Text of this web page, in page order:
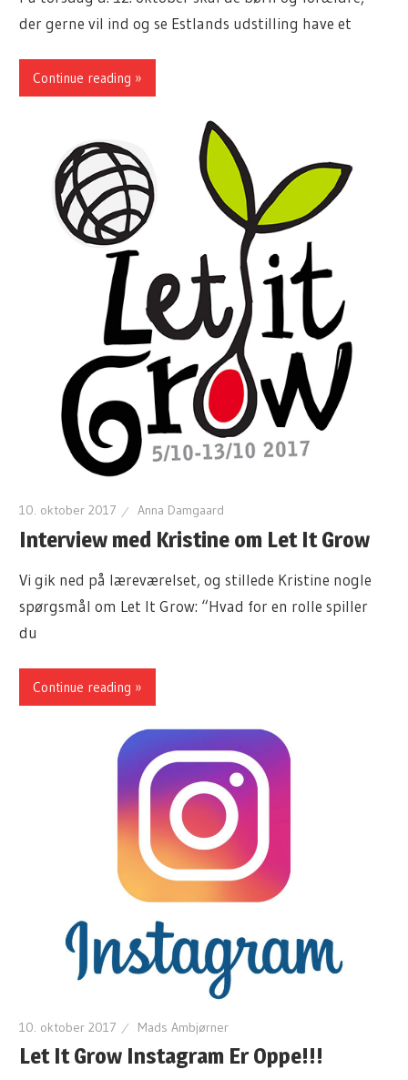
der gerne vil ind og se Estlands udstilling have et
Continue reading »
10. oktober 2017 Anna Damgaard
Interview med Kristine om Let It Grow
Vi gik ned på læreværelset, og stillede Kristine nogle
spørgsmål om Let It Grow: “Hvad for en rolle spiller
du
Continue reading »
10. oktober 2017 Mads Ambjørner
Let It Grow Instagram Er Oppe!!!